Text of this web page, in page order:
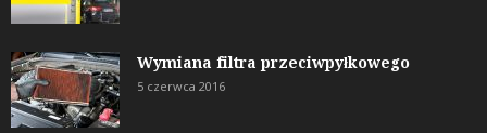
Wymiana filtra przeciwpyłkowego
5 czerwca 2016